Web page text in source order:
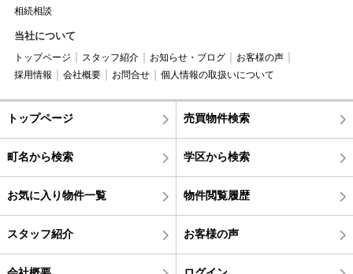
相続相談
当社について
トップページ スタッフ紹介 お知らせ・ブログ
お客様の声
採用情報
会社概要 お問合せ 個人情報の取扱いについて
トップページ 売買物件検索
町名から検索 学区から検索
お気に入り物件一覧 物件閲覧履歴
スタッフ紹介 お客様の声